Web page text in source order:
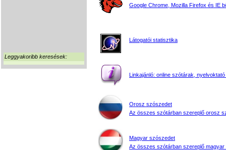
Leggyakoribb keresések:
Google Chrome, Mozilla Firefox és IE
Látogatói statisztika
Linkajánló: online szótárak, nyelvoktató
Orosz szószedet
Az összes szótárban szereplő orosz
Magyar szószedet
Az összes szótárban szereplő magyar